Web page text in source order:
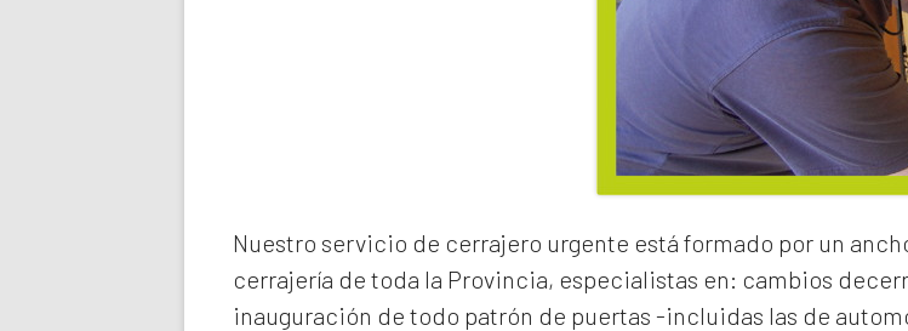
Nuestro servicio de cerrajero urgente está formado por un
cerrajería de toda la Provincia, especialistas en: cambios de
inauguración de todo patrón de puertas -incluidas las de